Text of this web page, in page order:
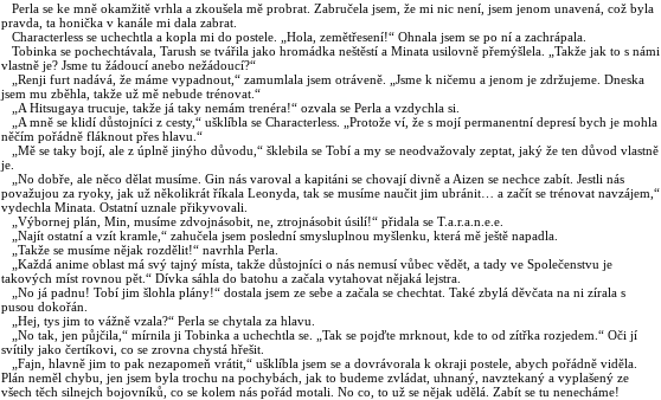
Perla se ke mně okamžitě vrhla a zkoušela mě probrat. Zabručela jsem, že mi nic není, jsem jenom unavená, což byla
pravda, ta honička v kanále mi dala zabrat.
Characterless se uchechtla a kopla mi do postele. „Hola, zemětřesení!“ Ohnala jsem se po ní a zachrápala.
Tobinka se pochechtávala, Tarush se tvářila jako hromádka neštěstí a Minata usilovně přemýšlela. „Takže jak to s námi
vlastně je? Jsme tu žádoucí anebo nežádoucí?“
„Renji furt nadává, že máme vypadnout,“ zamumlala jsem otráveně. „Jsme k ničemu a jenom je zdržujeme. Dneska
jsem mu zběhla, takže už mě nebude trénovat.“
„A Hitsugaya trucuje, takže já taky nemám trenéra!“ ozvala se Perla a vzdychla si.
„A mně se klidí důstojníci z cesty,“ ušklíbla se Characterless. „Protože ví, že s mojí permanentní depresí bych je mohla
něčím pořádně fláknout přes hlavu.“
„Mě se taky bojí, ale z úplně jinýho důvodu,“ šklebila se Tobí a my se neodvažovaly zeptat, jaký že ten důvod vlastně
je.
„No dobře, ale něco dělat musíme. Gin nás varoval a kapitáni se chovají divně a Aizen se nechce zabít. Jestli nás
považujou za ryoky, jak už několikrát říkala Leonyda, tak se musíme naučit jim ubránit… a začít se trénovat navzájem,“
vydechla Minata. Ostatní uznale přikyvovali.
„Výbornej plán, Min, musíme zdvojnásobit, ne, ztrojnásobit úsilí!“ přidala se T.a.r.a.n.e.e.
„Najít ostatní a vzít kramle,“ zahučela jsem poslední smysluplnou myšlenku, která mě ještě napadla.
„Takže se musíme nějak rozdělit!“ navrhla Perla.
„Každá anime oblast má svý tajný místa, takže důstojníci o nás nemusí vůbec vědět, a tady ve Společenstvu je
takových míst rovnou pět.“ Dívka sáhla do batohu a začala vytahovat nějaká lejstra.
„No já padnu! Tobí jim šlohla plány!“ dostala jsem ze sebe a začala se chechtat. Také zbylá děvčata na ni zírala s
pusou dokořán.
„Hej, tys jim to vážně vzala?“ Perla se chytala za hlavu.
„No tak, jen půjčila,“ mírnila ji Tobinka a uchechtla se. „Tak se pojďte mrknout, kde to od zítřka rozjedem.“ Oči jí
svítily jako čertíkovi, co se zrovna chystá hřešit.
„Fajn, hlavně jim to pak nezapomeň vrátit,“ ušklíbla jsem se a dovrávorala k okraji postele, abych pořádně viděla.
Plán neměl chybu, jen jsem byla trochu na pochybách, jak to budeme zvládat, uhnaný, navztekaný a vyplašený ze
všech těch silnejch bojovníků, co se kolem nás pořád motali. No co, to už se nějak udělá. Zabít se tu nenecháme!